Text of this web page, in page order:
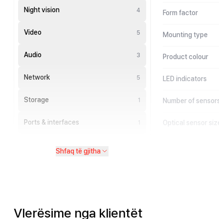
Night vision 4
Video 5
Audio 3
Network 5
Storage 1
Ports & interfaces 1
Shfaq të gjitha
Form factor
Mounting type
Product colour
LED indicators
Number of
Optical sensor
Vlerësime nga klientët